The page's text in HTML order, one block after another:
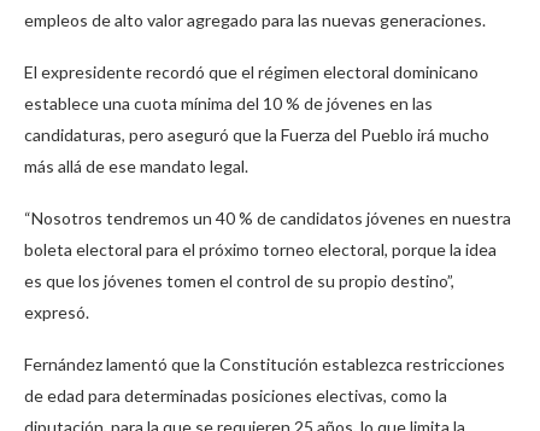
empleos de alto valor agregado para las nuevas generaciones.
El expresidente recordó que el régimen electoral dominicano
establece una cuota mínima del 10 % de jóvenes en las
candidaturas, pero aseguró que la Fuerza del Pueblo irá mucho
más allá de ese mandato legal.
“Nosotros tendremos un 40 % de candidatos jóvenes en nuestra
boleta electoral para el próximo torneo electoral, porque la idea
es que los jóvenes tomen el control de su propio destino”,
expresó.
Fernández lamentó que la Constitución establezca restricciones
de edad para determinadas posiciones electivas, como la
diputación, para la que se requieren 25 años, lo que limita la